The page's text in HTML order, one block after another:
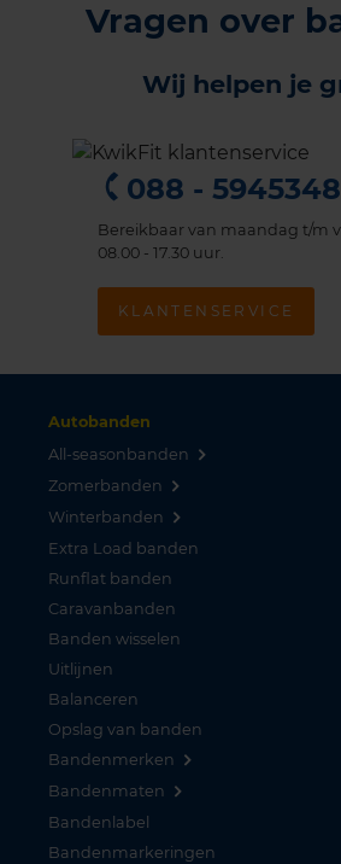
Vragen over
Wij helpen je
088 - 5945348
Bereikbaar van maandag t/m
08.00 - 17.30 uur.
KLANTENSERVICE
Autobanden
All-seasonbanden
Zomerbanden
Winterbanden
Extra Load banden
Runflat banden
Caravanbanden
Banden wisselen
Uitlijnen
Balanceren
Opslag van banden
Bandenmerken
Bandenmaten
Bandenlabel
Bandenmarkeringen